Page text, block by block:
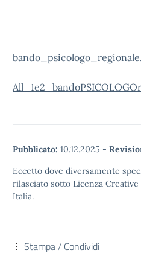
Pubblicato: 10.12.2025 -
Eccetto dove diversamente
rilasciato sotto Licenza
Italia.
Stampa / Condividi